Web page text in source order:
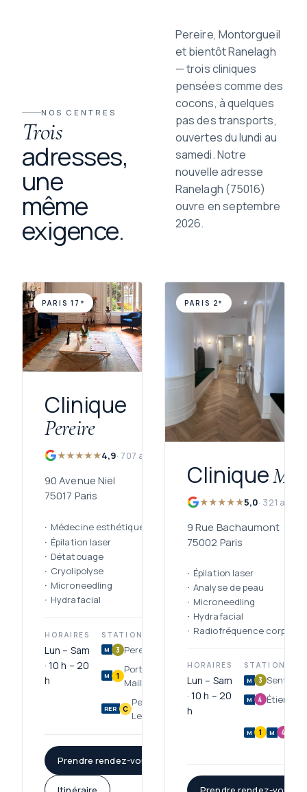
NOS CENTRES
Trois
adresses,
une
même
exigence.
Pereire, Montorgueil
et bientôt Ranelagh
— trois cliniques
pensées comme des
cocons, à quelques
pas des transports,
ouvertes du lundi au
samedi. Notre
nouvelle adresse
Ranelagh (75016)
ouvre en septembre
2026.
PARIS 17ᵉ
Clinique
Pereire
★★★★★4,9· 707 avis
90 Avenue Niel
75017 Paris
Médecine esthétique
Épilation laser
Détatouage
Cryolipolyse
Microneedling
Hydrafacial
HORAIRES
Lun – Sam
· 10 h – 20
h
STATIONS
M 3 Pereire
M 1
Porte
Maillot
RER C
Pereire
Levallois
Prendre rendez-vous
PARIS 2ᵉ
Clinique
★★★★★5,0· 321 avis
9 Rue Bachaumont
75002 Paris
Épilation laser
Analyse de peau
Microneedling
Hydrafacial
Radiofréquence corps
HORAIRES
Lun – Sam
· 10 h – 20
h
STATIONS
M 3 Sentier
M 4 Étienne
M 1 M 4